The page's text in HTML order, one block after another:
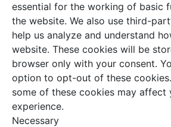
essential for the working of basic
the website. We also use third-
help us analyze and understand
website. These cookies will be
browser only with your consent.
option to opt-out of these
some of these cookies may affect
experience.
Necessary